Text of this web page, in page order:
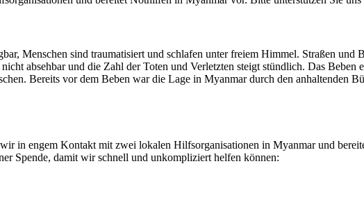
Menschen sind traumatisiert und schlafen unter freiem Himmel. Straßen
absehbar und die Zahl der Toten und Verletzten steigt stündlich. Das
Bereits vor dem Beben war die Lage in Myanmar durch den anhaltenden
in engem Kontakt mit zwei lokalen Hilfsorganisationen in Myanmar und
Spende, damit wir schnell und unkompliziert helfen können: